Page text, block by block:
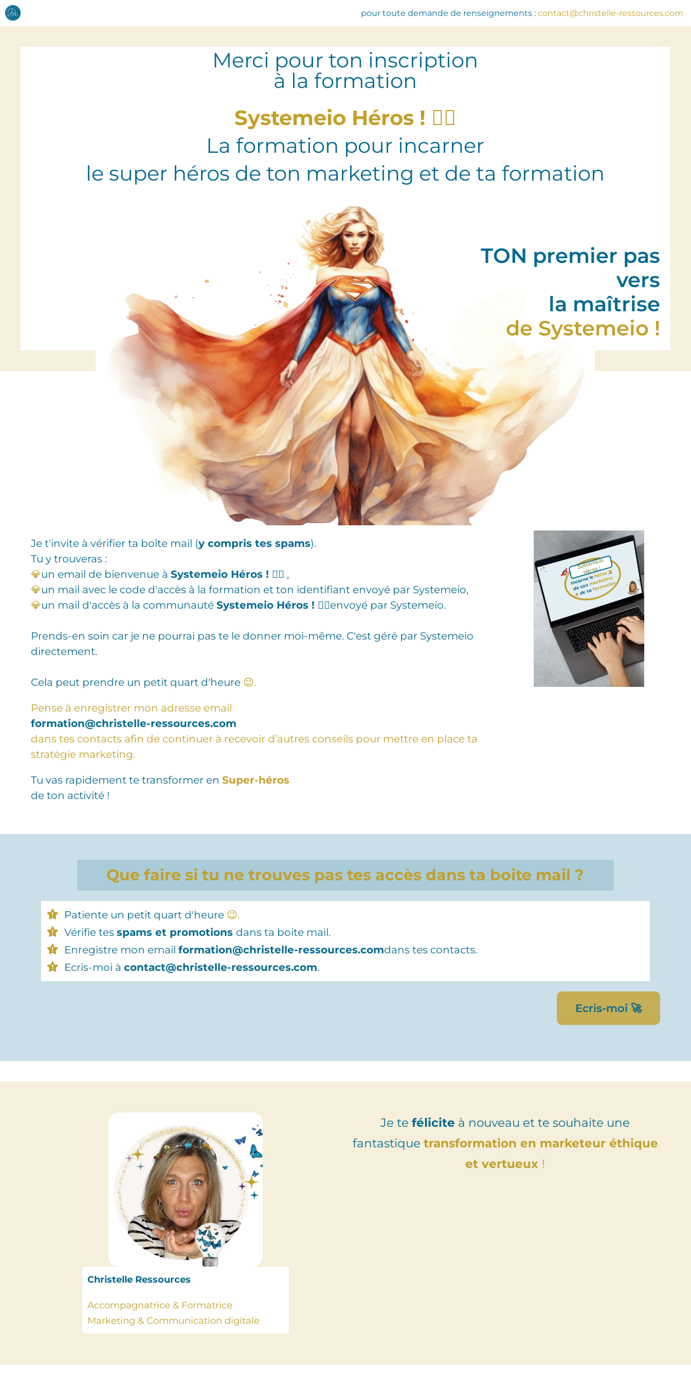
pour toute demande de renseignements : contact@christelle-ressources.com
Merci pour ton inscription
à la formation
Systemeio Héros ! 🦸‍♀️
La formation pour incarner
le super héros de ton marketing et de ta formation
TON premier pas
vers
la maîtrise
de Systemeio !
Je t'invite à vérifier ta boîte mail (y compris tes spams).
Tu y trouveras :
💎un email de bienvenue à Systemeio Héros ! 🦸‍♀️ ,
💎un mail avec le code d'accès à la formation et ton identifiant envoyé par Systemeio,
💎un mail d'accès à la communauté Systemeio Héros ! 🦸‍♀️envoyé par Systemeio.
Prends-en soin car je ne pourrai pas te le donner moi-même. C'est géré par Systemeio
directement.
Cela peut prendre un petit quart d'heure ‍😉.
Pense à enregistrer mon adresse email
formation@christelle-ressources.com
dans tes contacts afin de continuer à recevoir d’autres conseils pour mettre en place ta
stratégie marketing.
Tu vas rapidement te transformer en Super-héros
de ton activité !
Que faire si tu ne trouves pas tes accès dans ta boite mail ?
Patiente un petit quart d'heure ‍😉.
Vérifie tes spams et promotions dans ta boite mail.
Enregistre mon email formation@christelle-ressources.comdans tes contacts.
Ecris-moi à contact@christelle-ressources.com.
Ecris-moi 🚀
Christelle Ressources
Accompagnatrice & Formatrice
Marketing & Communication digitale
Je tefélicite à nouveau et te souhaite une
fantastique transformation en marketeur éthique
et vertueux !